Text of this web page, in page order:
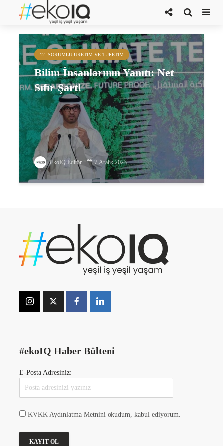
bilimsel karbon
12. SORUMLU ÜRETIM VE TÜKETIM
Bilim İnsanlarının Yanıtı: Net
Sıfır Şart!
EkoIQ Editör 7 Aralık 2023
#ekoIQ Haber Bülteni
E-Posta Adresiniz:
KVKK Aydınlatma Metnini okudum, kabul ediyorum.